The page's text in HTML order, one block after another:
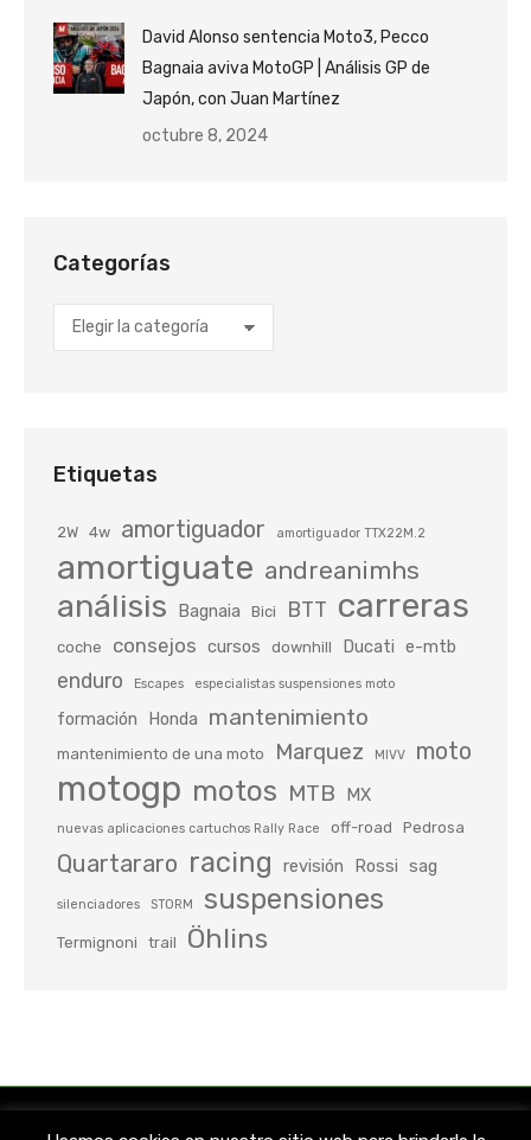
David Alonso sentencia Moto3, Pecco
Bagnaia aviva MotoGP | Análisis GP de
Japón, con Juan Martínez
octubre 8, 2024
Categorías
Categorías
Etiquetas
2W 4w amortiguador amortiguador TTX22M.2
amortiguate andreanimhs
análisis Bagnaia Bici BTT carreras
coche consejos cursos downhill Ducati e-mtb
enduro Escapes especialistas suspensiones moto
formación Honda mantenimiento
mantenimiento de una moto Marquez MIVV moto
motogp motos MTB MX
nuevas aplicaciones cartuchos Rally Race off-road Pedrosa
Quartararo racing revisión Rossi sag
silenciadores STORM suspensiones
Termignoni trail Öhlins